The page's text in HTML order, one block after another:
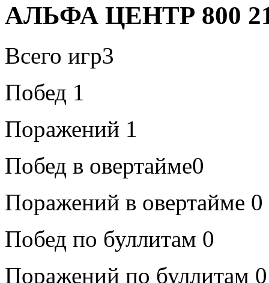
АЛЬФА ЦЕНТР 800
Всего игр3
Побед 1
Поражений 1
Побед в овертайме0
Поражений в овертайме 0
Побед по буллитам 0
Поражений по буллитам 0